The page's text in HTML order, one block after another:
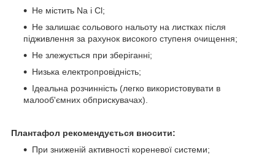
Не містить Na і Cl;
Не залишає сольового нальоту на листках після
підживлення за рахунок високого ступеня очищення;
Не злежується при зберіганні;
Низька електропровідність;
Ідеальна розчинність (легко використовувати в
малооб'ємних обприскувачах).
Плантафол рекомендується вносити:
При зниженій активності кореневої системи;